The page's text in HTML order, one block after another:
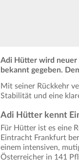
Adi Hütter wird neuer
bekannt gegeben.
Mit seiner Rückkehr
Stabilität und eine
Adi Hütter kennt
Für Hütter ist es eine
Eintracht Frankfurt
einem intensiven,
Österreicher in 141